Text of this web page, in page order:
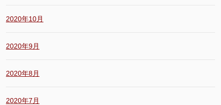
2020年10月
2020年9月
2020年8月
2020年7月